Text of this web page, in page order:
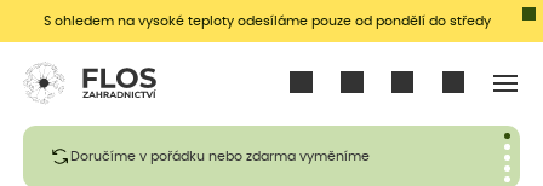
S ohledem na vysoké teploty odesíláme pouze od pondělí do středy
Doručíme v pořádku nebo zdarma vyměníme